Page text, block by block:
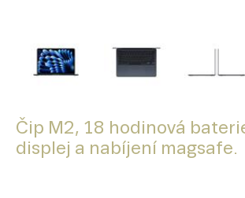
Čip M2, 18 hodinová
displej a nabíjení magsafe.